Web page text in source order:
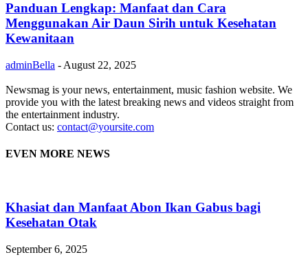
Panduan Lengkap: Manfaat dan Cara
Menggunakan Air Daun Sirih untuk Kesehatan
Kewanitaan
adminBella - August 22, 2025
Newsmag is your news, entertainment, music fashion website. We
provide you with the latest breaking news and videos straight from
the entertainment industry.
Contact us: contact@yoursite.com
EVEN MORE NEWS
Khasiat dan Manfaat Abon Ikan Gabus bagi
Kesehatan Otak
September 6, 2025